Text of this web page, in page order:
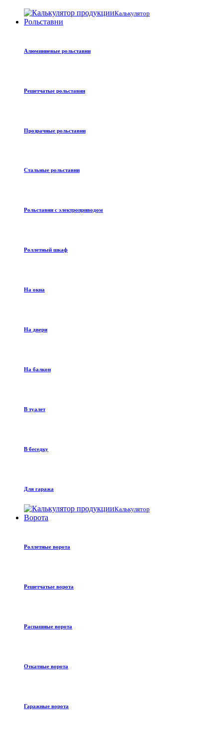
Калькулятор
Рольставни
Алюминиевые рольставни
Решетчатые рольставни
Прозрачные рольставни
Стальные рольставни
Рольставни с электроприводом
Роллетный шкаф
На окна
На двери
На балкон
В туалет
В беседку
Для гаража
Калькулятор
Ворота
Роллетные ворота
Решетчатые ворота
Распашные ворота
Откатные ворота
Гаражные ворота